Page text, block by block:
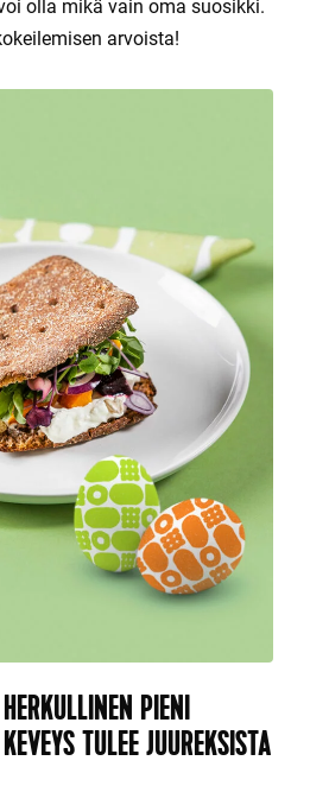
olla mikä vain oma suosikki.
arvoista!
PIENI
TULEE JUUREKSISTA